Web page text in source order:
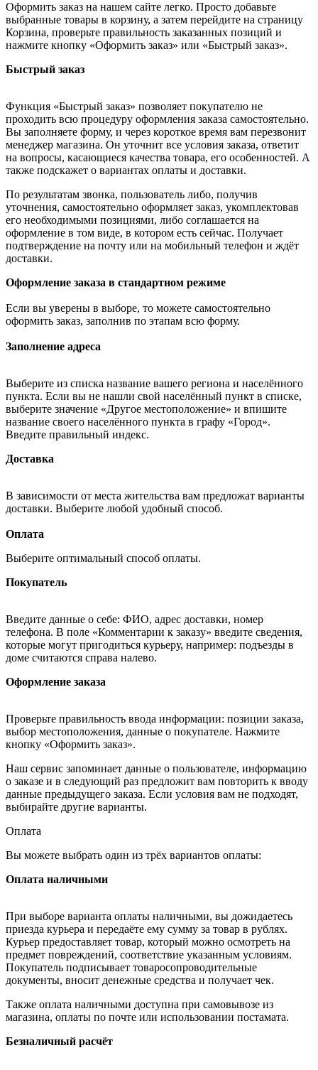
Оформить заказ на нашем сайте легко. Просто добавьте
выбранные товары в корзину, а затем перейдите на страницу
Корзина, проверьте правильность заказанных позиций и
нажмите кнопку «Оформить заказ» или «Быстрый заказ».
Быстрый заказ
Функция «Быстрый заказ» позволяет покупателю не
проходить всю процедуру оформления заказа самостоятельно.
Вы заполняете форму, и через короткое время вам перезвонит
менеджер магазина. Он уточнит все условия заказа, ответит
на вопросы, касающиеся качества товара, его особенностей. А
также подскажет о вариантах оплаты и доставки.
По результатам звонка, пользователь либо, получив
уточнения, самостоятельно оформляет заказ, укомплектовав
его необходимыми позициями, либо соглашается на
оформление в том виде, в котором есть сейчас. Получает
подтверждение на почту или на мобильный телефон и ждёт
доставки.
Оформление заказа в стандартном режиме
Если вы уверены в выборе, то можете самостоятельно
оформить заказ, заполнив по этапам всю форму.
Заполнение адреса
Выберите из списка название вашего региона и населённого
пункта. Если вы не нашли свой населённый пункт в списке,
выберите значение «Другое местоположение» и впишите
название своего населённого пункта в графу «Город».
Введите правильный индекс.
Доставка
В зависимости от места жительства вам предложат варианты
доставки. Выберите любой удобный способ.
Оплата
Выберите оптимальный способ оплаты.
Покупатель
Введите данные о себе: ФИО, адрес доставки, номер
телефона. В поле «Комментарии к заказу» введите сведения,
которые могут пригодиться курьеру, например: подъезды в
доме считаются справа налево.
Оформление заказа
Проверьте правильность ввода информации: позиции заказа,
выбор местоположения, данные о покупателе. Нажмите
кнопку «Оформить заказ».
Наш сервис запоминает данные о пользователе, информацию
о заказе и в следующий раз предложит вам повторить к вводу
данные предыдущего заказа. Если условия вам не подходят,
выбирайте другие варианты.
Оплата
Вы можете выбрать один из трёх вариантов оплаты:
Оплата наличными
При выборе варианта оплаты наличными, вы дожидаетесь
приезда курьера и передаёте ему сумму за товар в рублях.
Курьер предоставляет товар, который можно осмотреть на
предмет повреждений, соответствие указанным условиям.
Покупатель подписывает товаросопроводительные
документы, вносит денежные средства и получает чек.
Также оплата наличными доступна при самовывозе из
магазина, оплаты по почте или использовании постамата.
Безналичный расчёт